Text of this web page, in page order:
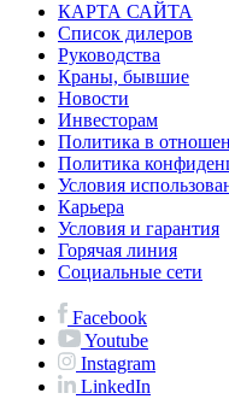
КАРТА САЙТА
Список дилеров
Руководства
Краны, бывшие
Новости
Инвесторам
Политика в
Политика
Условия
Карьера
Условия и гарантия
Горячая линия
Социальные сети
Facebook
Youtube
Instagram
LinkedIn